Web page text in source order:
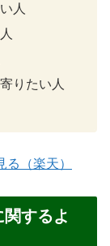
人
りたい人
（楽天）
関するよ